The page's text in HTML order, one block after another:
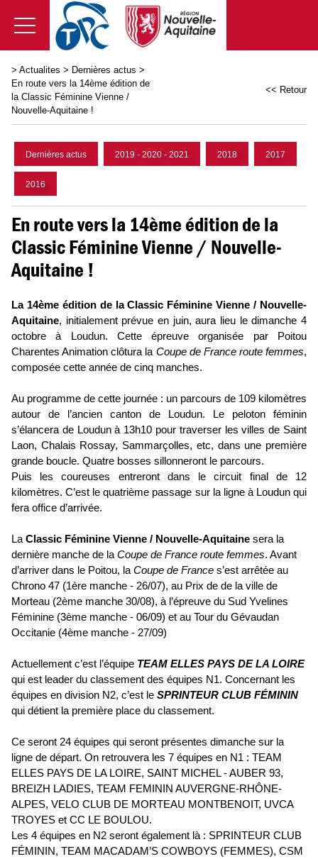
> Actualites > Dernières actus >
En route vers la 14ème édition de
la Classic Féminine Vienne /
Nouvelle-Aquitaine !
<< Retour
Dernières actus 2019 - 2020 - 2021 2018 2017
2016
En route vers la 14ème édition de la
Classic Féminine Vienne / Nouvelle-
Aquitaine !
La 14ème édition de la Classic Féminine Vienne / Nouvelle-
Aquitaine, initialement prévue en juin, aura lieu le dimanche 4
octobre à Loudun. Cette épreuve organisée par Poitou
Charentes Animation clôtura la Coupe de France route femmes,
composée cette année de cinq manches.
Au programme de cette journée : un parcours de 109 kilomètres
autour de l’ancien canton de Loudun. Le peloton féminin
s’élancera de Loudun à 13h10 pour traverser les villes de Saint
Laon, Chalais Rossay, Sammarçolles, etc, dans une première
grande boucle. Quatre bosses sillonneront le parcours.
Puis les coureuses entreront dans le circuit final de 12
kilomètres. C’est le quatrième passage sur la ligne à Loudun qui
fera office d’arrivée.
La Classic Féminine Vienne / Nouvelle-Aquitaine sera la
dernière manche de la Coupe de France route femmes. Avant
d’arriver dans le Poitou, la Coupe de France s’est arrêtée au
Chrono 47 (1ère manche - 26/07), au Prix de de la ville de
Morteau (2ème manche 30/08), à l’épreuve du Sud Yvelines
Féminine (3ème manche - 06/09) et au Tour du Gévaudan
Occitanie (4ème manche - 27/09)
Actuellement c’est l’équipe TEAM ELLES PAYS DE LA LOIRE
qui est leader du classement des équipes N1. Concernant les
équipes en division N2, c’est le SPRINTEUR CLUB FÉMININ
qui détient la première place du classement.
Ce seront 24 équipes qui seront présentes dimanche sur la
ligne de départ. On retrouvera les 7 équipes en N1 : TEAM
ELLES PAYS DE LA LOIRE, SAINT MICHEL - AUBER 93,
BREIZH LADIES, TEAM FEMININ AUVERGNE-RHÔNE-
ALPES, VELO CLUB DE MORTEAU MONTBENOIT, UVCA
TROYES et CC LE BOULOU.
Les 4 équipes en N2 seront également là : SPRINTEUR CLUB
FÉMININ, TEAM MACADAM’S COWBOYS (FEMMES), CSM